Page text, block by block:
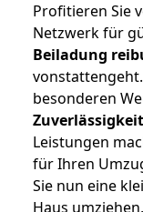
Profitieren Sie
Netzwerk für
Beiladung
besonderen
Leistungen
für Ihren
Sie nun eine
Haus